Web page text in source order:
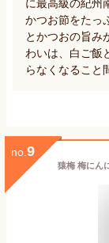
に最高級の紀州
かつお節をたっ
とかつおの旨み
わいは、白ご飯
らなくなること
no. 9